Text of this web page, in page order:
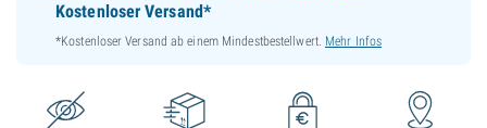
Kostenloser Versand*
*Kostenloser Versand ab einem Mindestbestellwert. Mehr Infos